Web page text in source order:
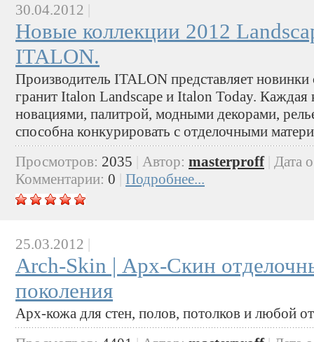
30.04.2012
Новые коллекции 2012
ITALON.
Производитель ITALON представляет новинки
гранит Italon Landscape и Italon Today. Каждая
новациями, палитрой, модными декорами,
способна конкурировать с отделочными
Просмотров: 2035 Автор: masterproff|
Дата
Комментарии: 0 Подробнее...
25.03.2012 |
Arch-Skin | Арх-Скин
поколения
Арх-кожа для стен, полов, потолков и любой